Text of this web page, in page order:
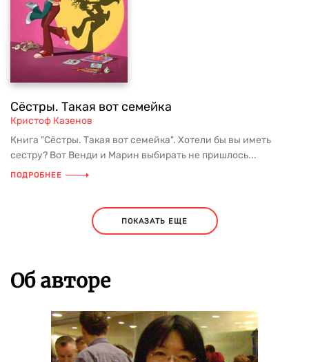
Сёстры. Такая вот семейка
Кристоф Казенов
Книга "Сёстры. Такая вот семейка". Хотели бы вы иметь
сестру? Вот Венди и Марин выбирать не пришлось...
ПОДРОБНЕЕ
ПОКАЗАТЬ ЕЩЕ
Об авторе